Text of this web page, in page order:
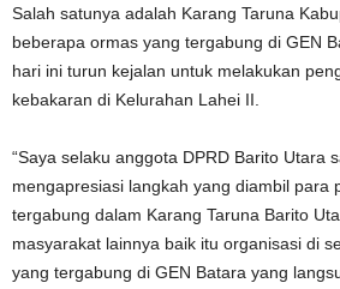
Salah satunya adalah Karang Taruna
beberapa ormas yang tergabung di GEN
hari ini turun kejalan untuk melakukan
kebakaran di Kelurahan Lahei II.
“Saya selaku anggota DPRD Barito Utara
mengapresiasi langkah yang diambil para
tergabung dalam Karang Taruna Barito
masyarakat lainnya baik itu organisasi di
yang tergabung di GEN Batara yang